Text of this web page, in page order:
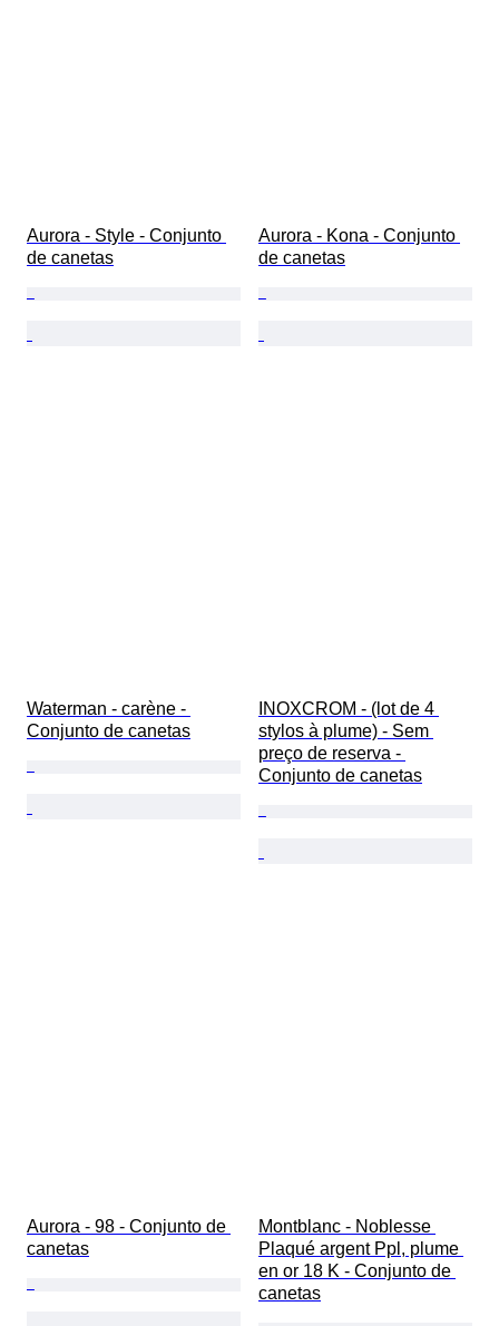
Aurora - Style - Conjunto
de canetas
Aurora - Kona - Conjunto
de canetas
Waterman - carène -
Conjunto de canetas
INOXCROM - (lot de 4
stylos à plume) - Sem
preço de reserva -
Conjunto de canetas
Aurora - 98 - Conjunto de
canetas
Montblanc - Noblesse
Plaqué argent Ppl, plume
en or 18 K - Conjunto de
canetas